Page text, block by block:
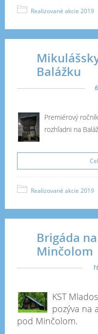
Realizované akcie 2019
Balážku
Premiérový
rozhľadni na
Realizované akcie 2019
Brigáda
Minčolom
KST
pozýva na
pod Minčolom.